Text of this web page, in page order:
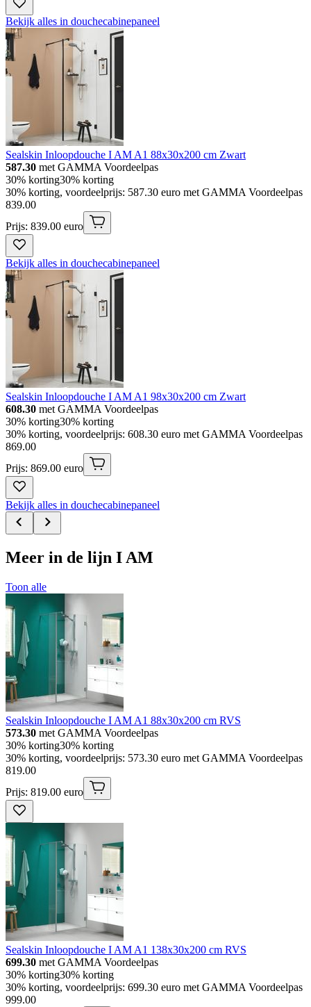
Bekijk alles in douchecabinepaneel
Sealskin Inloopdouche I AM A1 88x30x200 cm Zwart
587.30 met GAMMA Voordeelpas
30% korting30% korting
30% korting, voordeelprijs: 587.30 euro met GAMMA Voordeelpas
839.00
Prijs: 839.00 euro
Bekijk alles in douchecabinepaneel
Sealskin Inloopdouche I AM A1 98x30x200 cm Zwart
608.30 met GAMMA Voordeelpas
30% korting30% korting
30% korting, voordeelprijs: 608.30 euro met GAMMA Voordeelpas
869.00
Prijs: 869.00 euro
Bekijk alles in douchecabinepaneel
Meer in de lijn I AM
Toon alle
Sealskin Inloopdouche I AM A1 88x30x200 cm RVS
573.30 met GAMMA Voordeelpas
30% korting30% korting
30% korting, voordeelprijs: 573.30 euro met GAMMA Voordeelpas
819.00
Prijs: 819.00 euro
Sealskin Inloopdouche I AM A1 138x30x200 cm RVS
699.30 met GAMMA Voordeelpas
30% korting30% korting
30% korting, voordeelprijs: 699.30 euro met GAMMA Voordeelpas
999.00